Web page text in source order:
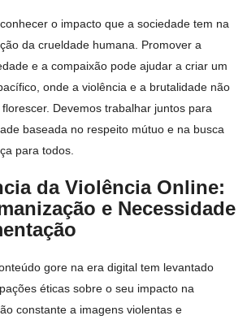
o impacto que a sociedade tem na
da crueldade humana. Promover a
e a compaixão pode ajudar a criar um
onde a violência e a brutalidade não
Devemos trabalhar juntos para
baseada no respeito mútuo e na busca
para todos.
da Violência Online:
e Necessidade
gore na era digital tem levantado
éticas sobre o seu impacto na
constante a imagens violentas e